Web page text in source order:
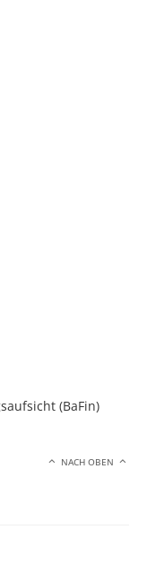
(BaFin)
NACH OBEN